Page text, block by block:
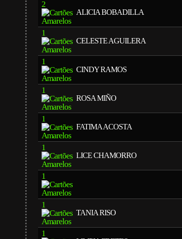
2
ALICIA BOBADILLA
1
CELESTE AGUILERA
1
CINDY RAMOS
1
ROSA MIÑO
1
FATIMA ACOSTA
1
LICE CHAMORRO
1
1
TANIA RISO
1